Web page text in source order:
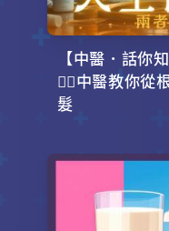
【中醫．話你
💇‍♂️中醫教你從
髮